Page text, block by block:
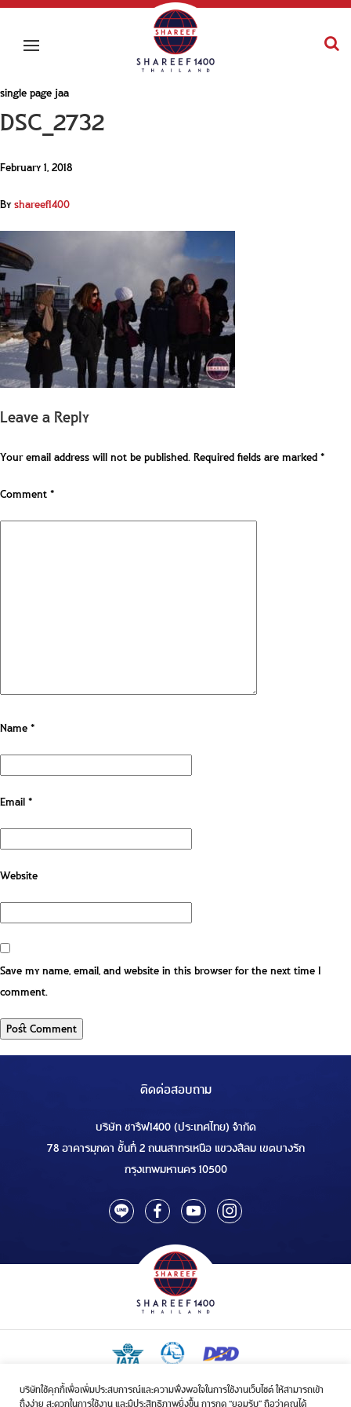
บริษัทใช้คุกกี้เพื่อเพิ่มประสบการณ์และความพึงพอใจในการใช้งานเว็บไซต์ ให้สามารถเข้า
ถึงง่าย สะดวกในการใช้งาน และมีประสิทธิภาพยิ่งขึ้น การกด “ยอมรับ” ถือว่าคุณได้
single page jaa
DSC_2732
February 1, 2018
Byshareef1400
Leave a Reply
Your email address will not be published.Required fields are marked*
Comment*
Name*
Email*
Website
Save my name, email, and website in this browser for the next time I
comment.
ติดต่อสอบถาม
บริษัท ชารีฟ1400 (ประเทศไทย) จำกัด
78 อาคารมุกดา ชั้นที่ 2 ถนนสาทรเหนือ แขวงสีลม เขตบางรัก
กรุงเทพมหานคร 10500
ใบอนุญาตเป็นผู้ประกอบกิจการรับจัดบริการขนส่งในกิจการฮัจย์เลขที่ 1/2568